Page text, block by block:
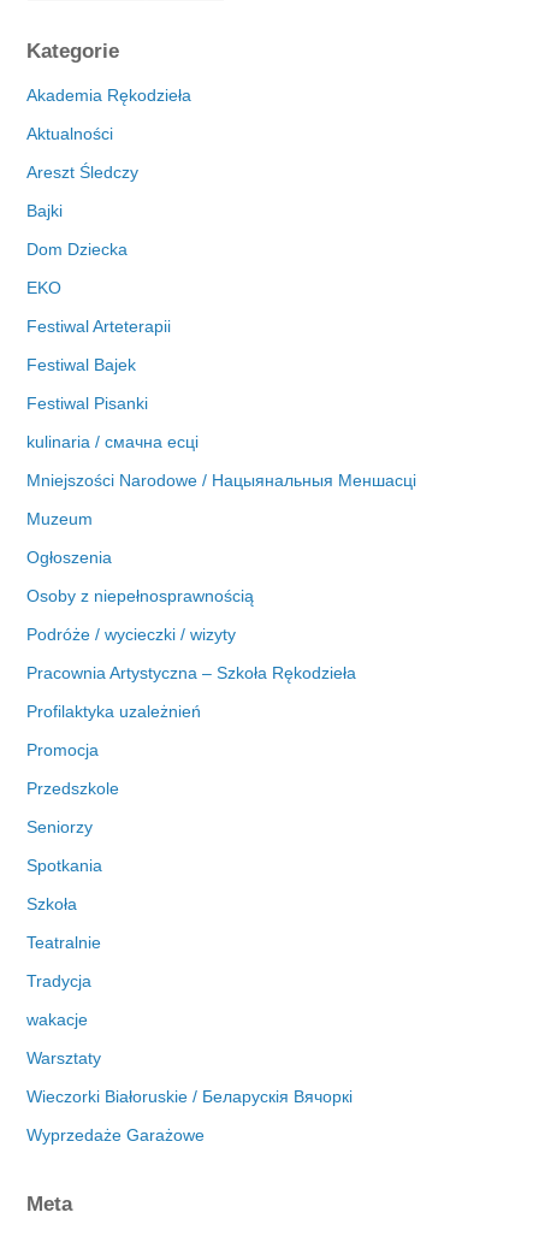
h
i
a
Kategorie
Akademia Rękodzieła
Aktualności
Areszt Śledczy
Bajki
Dom Dziecka
EKO
Festiwal Arteterapii
Festiwal Bajek
Festiwal Pisanki
kulinaria / смачна есці
Mniejszości Narodowe / Нацыянальныя Меншасці
Muzeum
Ogłoszenia
Osoby z niepełnosprawnością
Podróże / wycieczki / wizyty
Pracownia Artystyczna – Szkoła Rękodzieła
Profilaktyka uzależnień
Promocja
Przedszkole
Seniorzy
Spotkania
Szkoła
Teatralnie
Tradycja
wakacje
Warsztaty
Wieczorki Białoruskie / Беларускія Вячоркі
Wyprzedaże Garażowe
Meta